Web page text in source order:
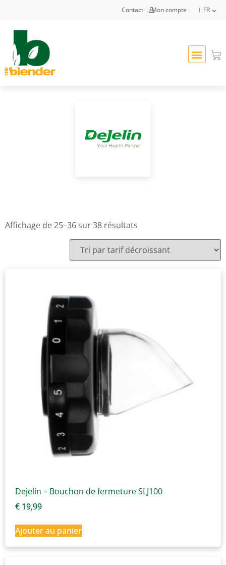
Contact Mon compte FR
Affichage de 25–36 sur 38 résultats
Dejelin – Bouchon de fermeture SLJ100
€ 19,99
Ajouter au panier